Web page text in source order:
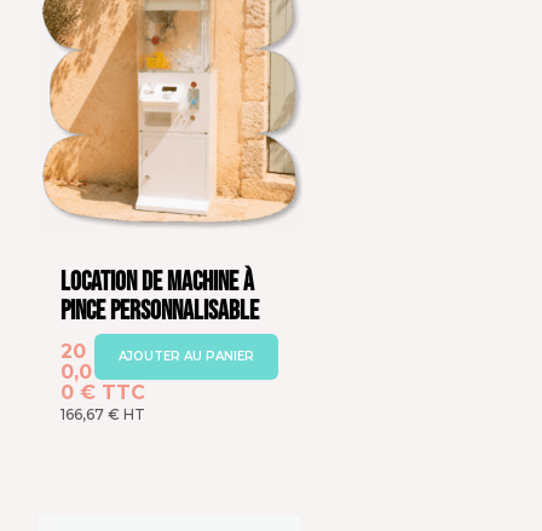
Location de Machine à
Pince Personnalisable
AJOUTER AU PANIER
20
0,0
0 € TTC
166,67 € HT